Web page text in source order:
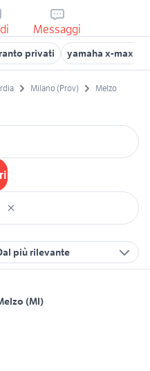
Messaggi
privati yamaha x-max
Milano (Prov) Melzo
più rilevante
(MI)